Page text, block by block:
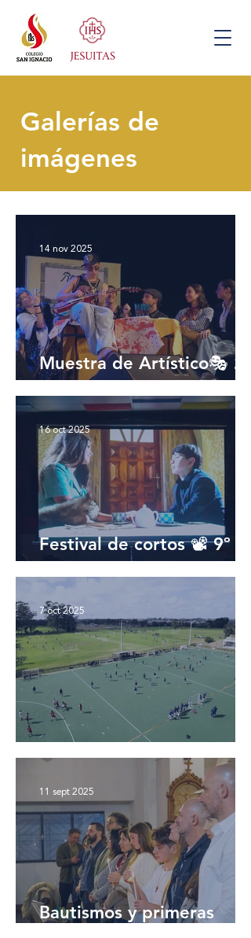
Galerías de
imágenes
Muestra de Artístico🎭 2º
y 3º EMS
14 nov 2025
Festival de cortos 📽️ 9º
EBI
16 oct 2025
Interjesuítico deportivo
7 oct 2025
Bautismos y primeras
comuniones 🙌
11 sept 2025